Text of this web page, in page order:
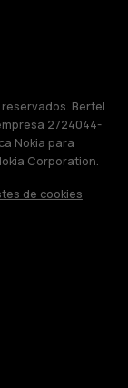
Bertel
2724044-
Nokia para
Corporation.
de cookies